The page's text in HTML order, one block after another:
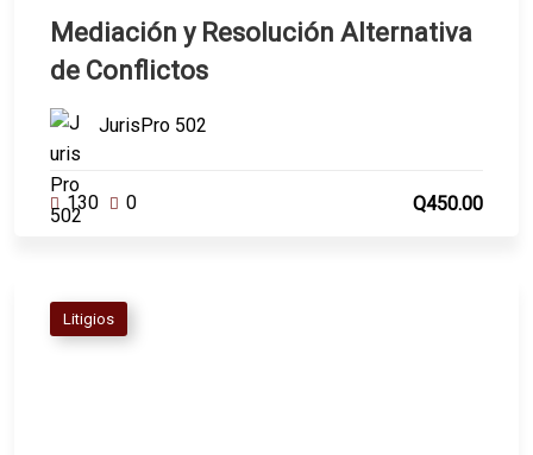
Mediación y Resolución Alternativa
de Conflictos
JurisPro 502
130 0 Q450.00
Litigios